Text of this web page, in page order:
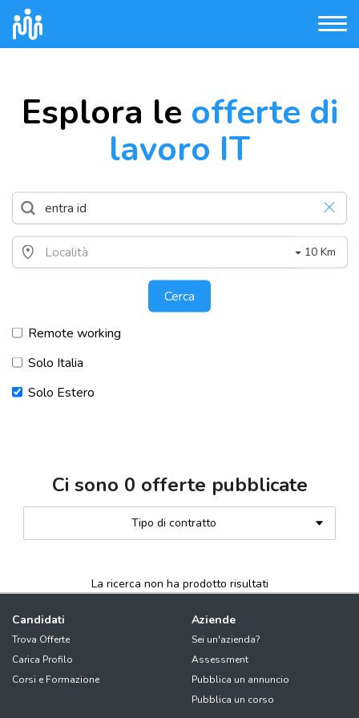
Esplora le offerte di
lavoro IT
10 Km
Cerca
Remote working
Solo Italia
Solo Estero
Ci sono 0 offerte pubblicate
Tipo di contratto
La ricerca non ha prodotto risultati
Candidati
Trova Offerte
Carica Profilo
Corsi e Formazione
Aziende
Sei un'azienda?
Assessment
Pubblica un annuncio
Pubblica un corso